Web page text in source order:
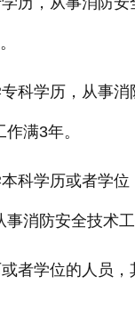
科学历，从事
满3年。
科学历或者学
消防安全技术工
者学位的人员